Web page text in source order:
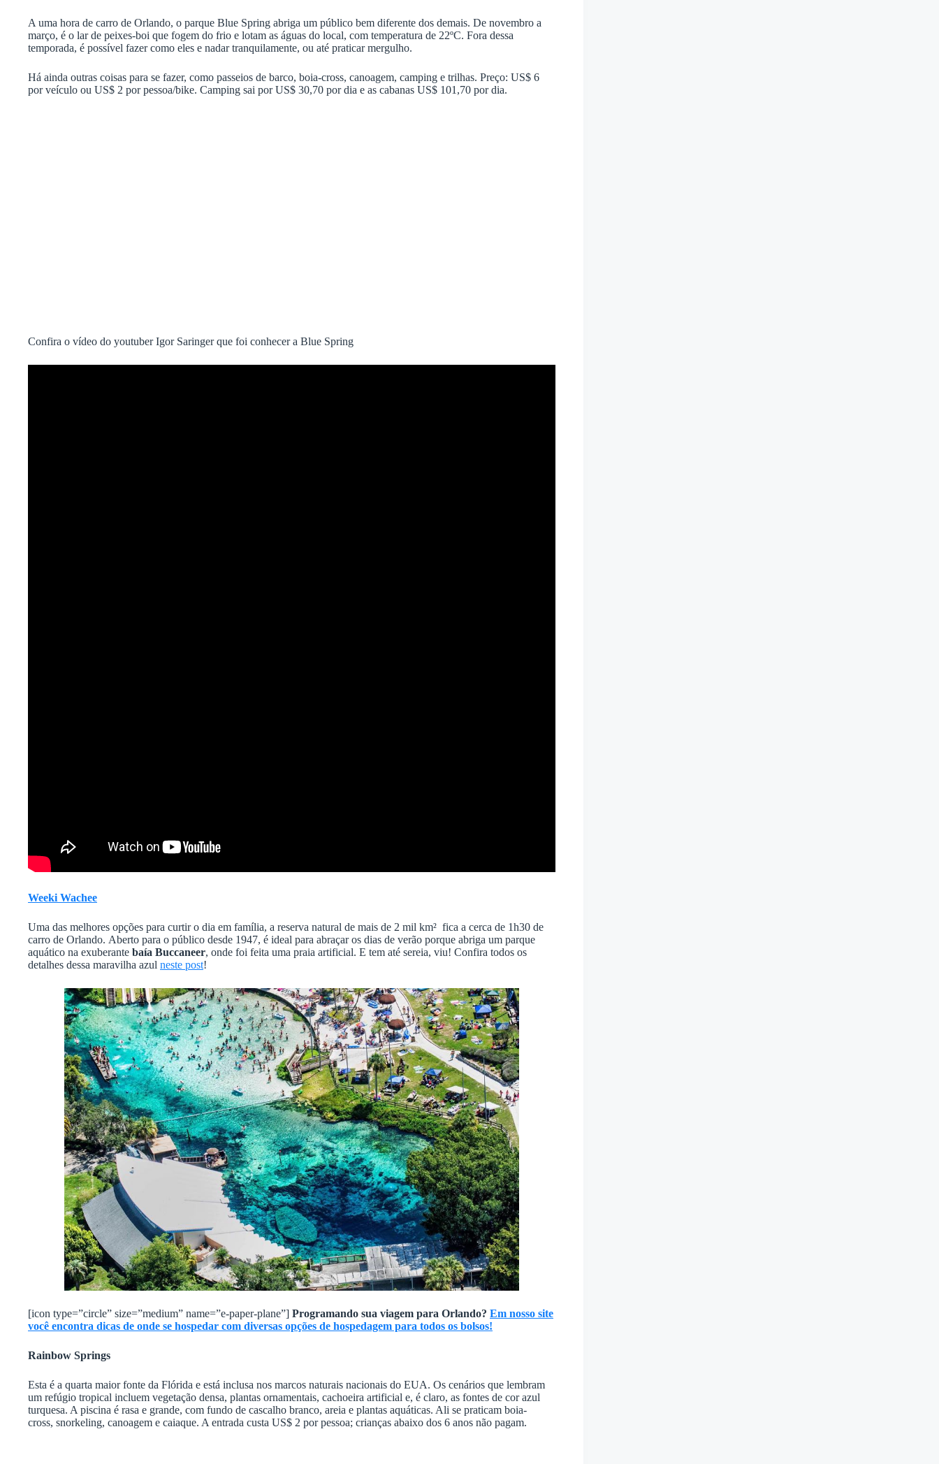
A uma hora de carro de Orlando, o parque Blue Spring abriga um público bem diferente dos demais. De novembro a
março, é o lar de peixes-boi que fogem do frio e lotam as águas do local, com temperatura de 22ºC. Fora dessa
temporada, é possível fazer como eles e nadar tranquilamente, ou até praticar mergulho.
Há ainda outras coisas para se fazer, como passeios de barco, boia-cross, canoagem, camping e trilhas. Preço: US$ 6
por veículo ou US$ 2 por pessoa/bike. Camping sai por US$ 30,70 por dia e as cabanas US$ 101,70 por dia.
Confira o vídeo do youtuber Igor Saringer que foi conhecer a Blue Spring
Weeki Wachee
Uma das melhores opções para curtir o dia em família, a reserva natural de mais de 2 mil km² fica a cerca de 1h30 de
carro de Orlando. Aberto para o público desde 1947, é ideal para abraçar os dias de verão porque abriga um parque
aquático na exuberante baía Buccaneer, onde foi feita uma praia artificial. E tem até sereia, viu! Confira todos os
detalhes dessa maravilha azul neste post!
[icon type=”circle” size=”medium” name=”e-paper-plane”] Programando sua viagem para Orlando? Em nosso site
você encontra dicas de onde se hospedar com diversas opções de hospedagem para todos os bolsos!
Rainbow Springs
Esta é a quarta maior fonte da Flórida e está inclusa nos marcos naturais nacionais do EUA. Os cenários que lembram
um refúgio tropical incluem vegetação densa, plantas ornamentais, cachoeira artificial e, é claro, as fontes de cor azul
turquesa. A piscina é rasa e grande, com fundo de cascalho branco, areia e plantas aquáticas. Ali se praticam boia-
cross, snorkeling, canoagem e caiaque. A entrada custa US$ 2 por pessoa; crianças abaixo dos 6 anos não pagam.